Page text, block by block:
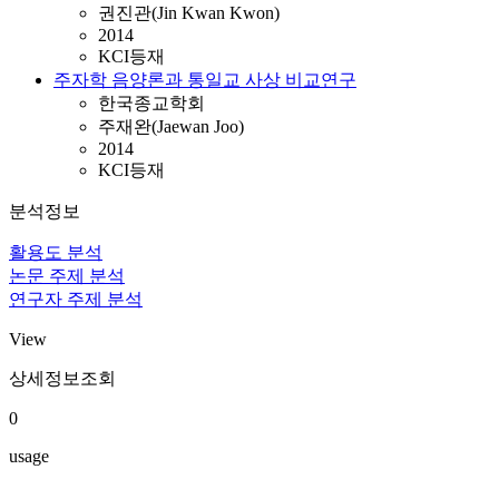
권진관(Jin Kwan Kwon)
2014
KCI등재
주자학 음양론과 통일교 사상 비교연구
한국종교학회
주재완(Jaewan Joo)
2014
KCI등재
분석정보
활용도 분석
논문 주제 분석
연구자 주제 분석
View
상세정보조회
0
usage